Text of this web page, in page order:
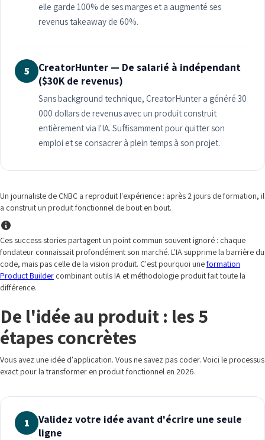
elle garde 100% de ses marges et a augmenté ses
revenus takeaway de 60%.
5
CreatorHunter — De salarié à indépendant
($30K de revenus)
Sans background technique, CreatorHunter a généré 30
000 dollars de revenus avec un produit construit
entièrement via l'IA. Suffisamment pour quitter son
emploi et se consacrer à plein temps à son projet.
Un journaliste de CNBC a reproduit l'expérience : après 2 jours de formation, il
a construit un produit fonctionnel de bout en bout.
Ces success stories partagent un point commun souvent ignoré : chaque
fondateur connaissait profondément son marché. L'IA supprime la barrière du
code, mais pas celle de la vision produit. C'est pourquoi uneformation
Product Builder combinant outils IA et méthodologie produit fait toute la
différence.
De l'idée au produit : les 5
étapes concrètes
Vous avez une idée d'application. Vous ne savez pas coder. Voici le processus
exact pour la transformer en produit fonctionnel en 2026.
1
Validez votre idée avant d'écrire une seule
ligne